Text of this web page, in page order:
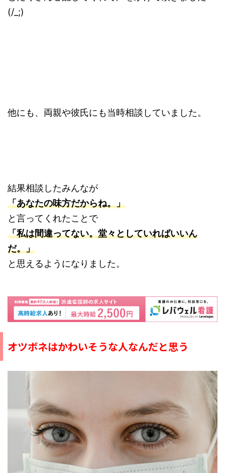
(/_;)
他にも、両親や彼氏にも当時相談していました。
結果相談したみんなが
「あなたの味方だからね。」
と言ってくれたことで
「私は間違ってない。堂々としていればいいん
だ。」
と思えるようになりました。
オツボネはかわいそうな人なんだと思う